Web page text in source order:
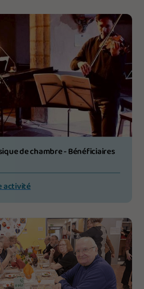
de chambre - Bénéficiaires
activité